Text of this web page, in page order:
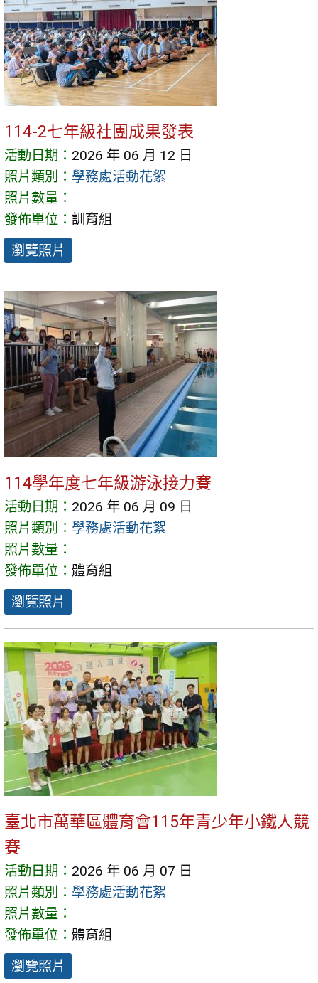
114-2七年級社團成果發表
活動日期： 2026 年 06 月 12 日
照片類別： 學務處活動花絮
照片數量：
發佈單位： 訓育組
瀏覽照片
114學年度七年級游泳接力賽
活動日期： 2026 年 06 月 09 日
照片類別： 學務處活動花絮
照片數量：
發佈單位： 體育組
瀏覽照片
臺北市萬華區體育會115年青少年小鐵人競
賽
活動日期： 2026 年 06 月 07 日
照片類別： 學務處活動花絮
照片數量：
發佈單位： 體育組
瀏覽照片